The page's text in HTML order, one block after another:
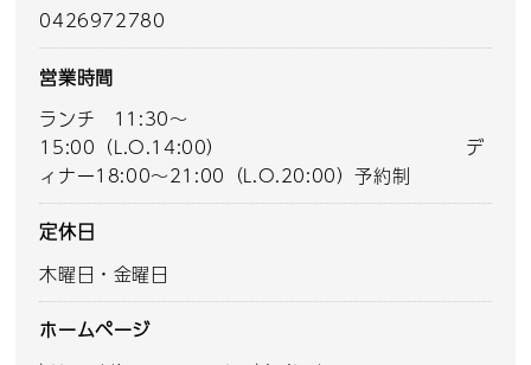
0426972780
営業時間
ランチ 11:30～
15:00（L.O.14:00） デ
ィナー18:00～21:00（L.O.20:00）予約制
定休日
木曜日・金曜日
ホームページ